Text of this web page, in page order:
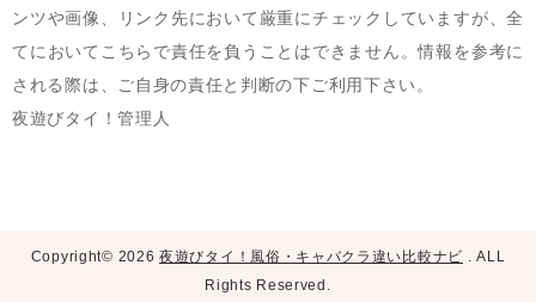
ンツや画像、リンク先において厳重にチェックしていますが、全
てにおいてこちらで責任を負うことはできません。情報を参考に
される際は、ご自身の責任と判断の下ご利用下さい。
夜遊びタイ！管理人
Copyright© 2026 夜遊びタイ！風俗・キャバクラ違い比較ナビ . ALL
Rights Reserved.